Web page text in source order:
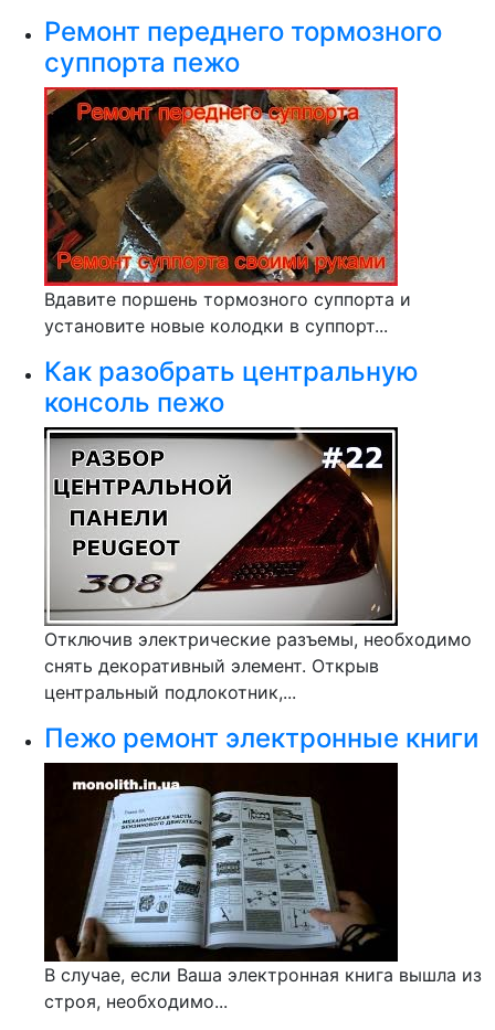
Ремонт переднего тормозного
суппорта пежо
Вдавите поршень тормозного суппорта и
установите новые колодки в суппорт...
Как разобрать центральную
консоль пежо
Отключив электрические разъемы, необходимо
снять декоративный элемент. Открыв
центральный подлокотник,...
Пежо ремонт электронные книги
В случае, если Ваша электронная книга вышла из
строя, необходимо...